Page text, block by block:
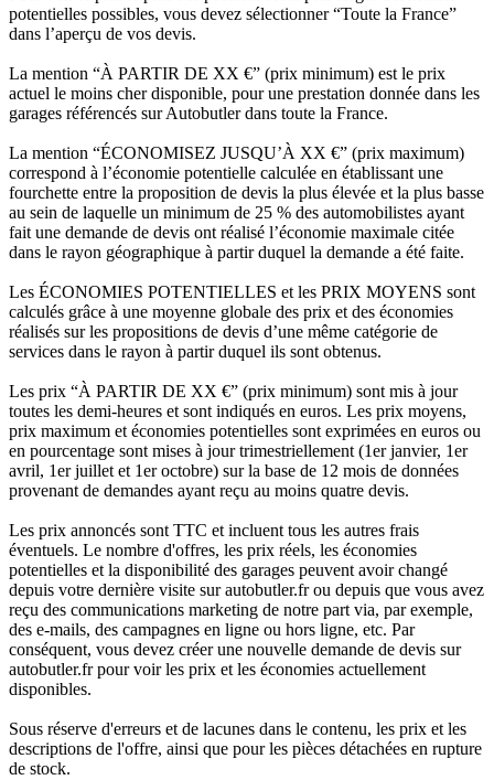
potentielles possibles, vous devez sélectionner “Toute la France”
dans l’aperçu de vos devis.
La mention “À PARTIR DE XX €” (prix minimum) est le prix
actuel le moins cher disponible, pour une prestation donnée dans les
garages référencés sur Autobutler dans toute la France.
La mention “ÉCONOMISEZ JUSQU’À XX €” (prix maximum)
correspond à l’économie potentielle calculée en établissant une
fourchette entre la proposition de devis la plus élevée et la plus basse
au sein de laquelle un minimum de 25 % des automobilistes ayant
fait une demande de devis ont réalisé l’économie maximale citée
dans le rayon géographique à partir duquel la demande a été faite.
Les ÉCONOMIES POTENTIELLES et les PRIX MOYENS sont
calculés grâce à une moyenne globale des prix et des économies
réalisés sur les propositions de devis d’une même catégorie de
services dans le rayon à partir duquel ils sont obtenus.
Les prix “À PARTIR DE XX €” (prix minimum) sont mis à jour
toutes les demi-heures et sont indiqués en euros. Les prix moyens,
prix maximum et économies potentielles sont exprimées en euros ou
en pourcentage sont mises à jour trimestriellement (1er janvier, 1er
avril, 1er juillet et 1er octobre) sur la base de 12 mois de données
provenant de demandes ayant reçu au moins quatre devis.
Les prix annoncés sont TTC et incluent tous les autres frais
éventuels. Le nombre d'offres, les prix réels, les économies
potentielles et la disponibilité des garages peuvent avoir changé
depuis votre dernière visite sur autobutler.fr ou depuis que vous avez
reçu des communications marketing de notre part via, par exemple,
des e-mails, des campagnes en ligne ou hors ligne, etc. Par
conséquent, vous devez créer une nouvelle demande de devis sur
autobutler.fr pour voir les prix et les économies actuellement
disponibles.
Sous réserve d'erreurs et de lacunes dans le contenu, les prix et les
descriptions de l'offre, ainsi que pour les pièces détachées en rupture
de stock.